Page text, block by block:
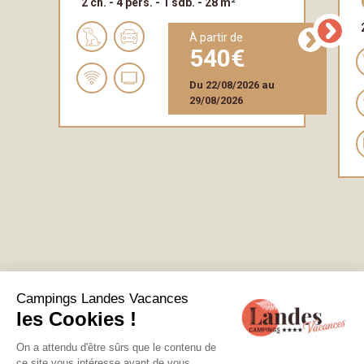
à partir de
540
Du 22/08/2026au
29/08/2026